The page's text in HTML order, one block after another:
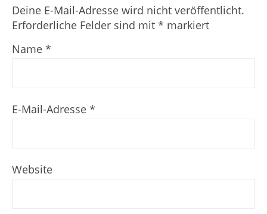
Deine E-Mail-Adresse wird nicht veröffentlicht.
Erforderliche Felder sind mit * markiert
Name *
E-Mail-Adresse *
Website